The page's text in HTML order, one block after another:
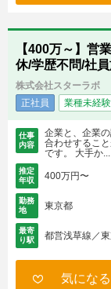
【400万～】営
休/学歴不問/社
株式会社スターラボ
正社員
業種未経
仕事
内容
企業と、企業
合わせするこ
です。 大手か...
推定
年収
400万円〜
勤務
地
東京都
最寄
り駅
都営浅草線／
気になる